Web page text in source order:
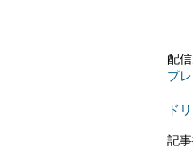
配
プ
ド
記事